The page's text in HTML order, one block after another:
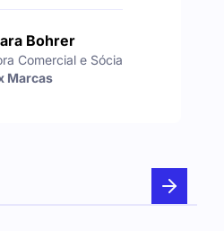
Bohrer
Comercial e Sócia
Marcas